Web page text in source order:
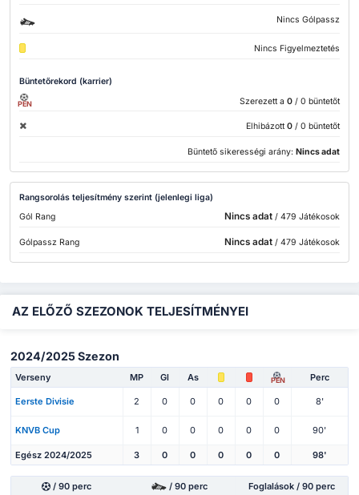
Nincs Gólpassz
Nincs Figyelmeztetés
Büntetőrekord (karrier)
PEN Szerezett a 0 / 0 büntetőt
Elhibázott 0 / 0 büntetőt
Büntető sikerességi arány: Nincs adat
Rangsorolás teljesítmény szerint (jelenlegi liga)
Gól Rang
Nincs adat/ 479 Játékosok
Gólpassz Rang Nincs adat/ 479 Játékosok
AZ ELŐZŐ SZEZONOK TELJESÍTMÉNYEI
2024/2025 Szezon
Verseny MP Gl As PEN Perc
Eerste Divisie 2 0 0 0 0 0 8'
KNVB Cup 1 0 0 0 0 0 90'
Egész 2024/2025 3 0 0 0 0 0 98'
/ 90 perc / 90 perc Foglalások / 90 perc